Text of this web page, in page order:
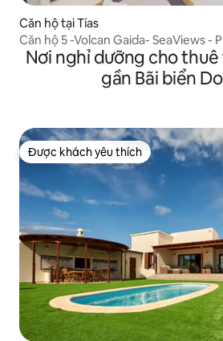
Căn hộ tại Tías
Căn hộ 5 -Volcan Gaida- SeaViews -
Nơi nghỉ dưỡng cho
gần Bãi biển
Được khách yêu thích
Được khách yêu thích